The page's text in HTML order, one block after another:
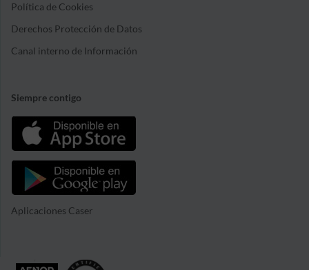
Política de Cookies
Derechos Protección de Datos
Canal interno de Información
Siempre contigo
Aplicaciones Caser